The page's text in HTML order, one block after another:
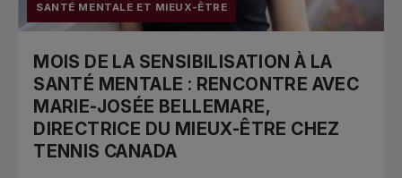
SANTÉ MENTALE ET MIEUX-ÊTRE
MOIS DE LA SENSIBILISATION À LA
SANTÉ MENTALE : RENCONTRE AVEC
MARIE-JOSÉE BELLEMARE,
DIRECTRICE DU MIEUX-ÊTRE CHEZ
TENNIS CANADA